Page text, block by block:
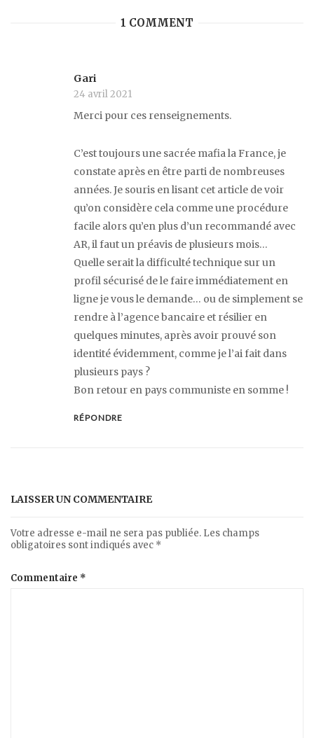
1 COMMENT
Gari
24 avril 2021
Merci pour ces renseignements.
C’est toujours une sacrée mafia la France, je
constate après en être parti de nombreuses
années. Je souris en lisant cet article de voir
qu’on considère cela comme une procédure
facile alors qu’en plus d’un recommandé avec
AR, il faut un préavis de plusieurs mois…
Quelle serait la difficulté technique sur un
profil sécurisé de le faire immédiatement en
ligne je vous le demande… ou de simplement se
rendre à l’agence bancaire et résilier en
quelques minutes, après avoir prouvé son
identité évidemment, comme je l’ai fait dans
plusieurs pays ?
Bon retour en pays communiste en somme !
RÉPONDRE
LAISSER UN COMMENTAIRE
Votre adresse e-mail ne sera pas publiée. Les champs
obligatoires sont indiqués avec *
Commentaire *